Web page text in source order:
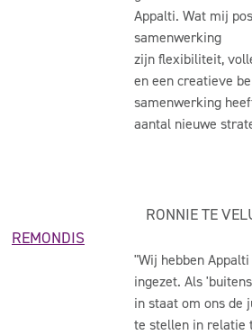
Appalti. Wat mij
samenwerking
zijn flexibiliteit,
en een creatieve
samenwerking
aantal nieuwe
RONNIE TE
REMONDIS
"Wij hebben
ingezet. Als
in staat om ons de
te stellen in relatie